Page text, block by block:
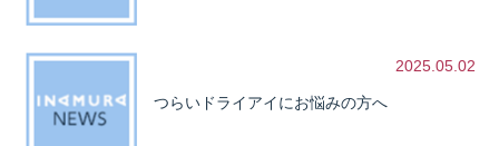
2025.05.02
つらいドライアイにお悩みの方へ